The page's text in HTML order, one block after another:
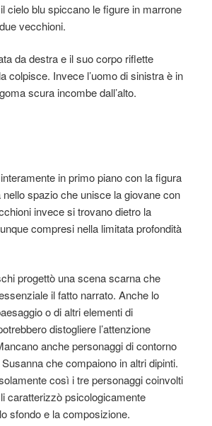
cielo blu spiccano le figure in marrone
vecchioni.
da destra e il suo corpo riflette
colpisce. Invece l’uomo di sinistra è in
scura incombe dall’alto.
in primo piano con la figura
spazio che unisce la giovane con
invece si trovano dietro la
compresi nella limitata profondità
progettò una scena scarna che
il fatto narrato. Anche lo
o di altri elementi di
distogliere l’attenzione
anche personaggi di contorno
che compaiono in altri dipinti.
così i tre personaggi coinvolti
caratterizzò psicologicamente
sfondo e la composizione.